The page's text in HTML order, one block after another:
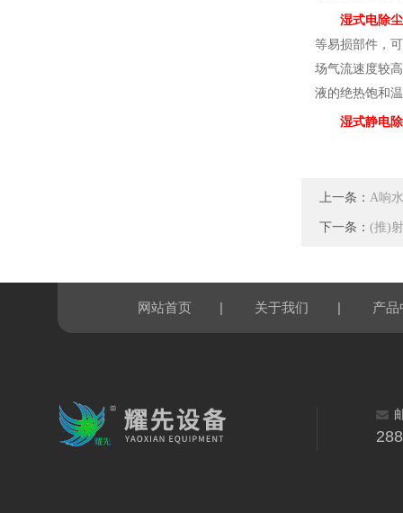
湿式电除
等易损部件，
场气流速度较
液的绝热饱和
湿式静电
上一条： A响
下一条： (推)
网站首页 | 关于我们 | 产品